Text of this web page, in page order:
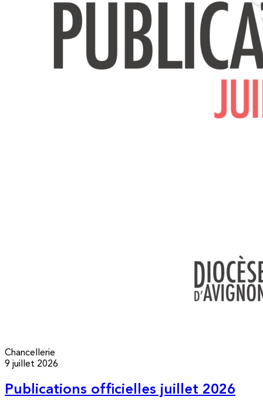
Chancellerie
9 juillet 2026
Publications officielles juillet 2026